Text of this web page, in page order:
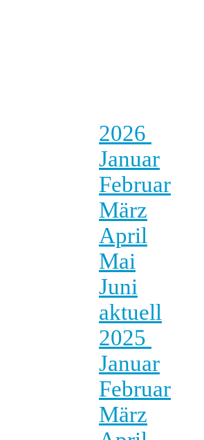
2026
Januar
Februar
März
April
Mai
Juni
aktuell
2025
Januar
Februar
März